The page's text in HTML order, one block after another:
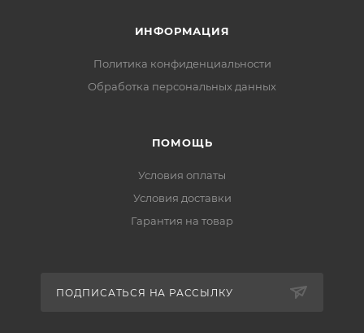
ИНФОРМАЦИЯ
Политика конфиденциальности
Обработка персональных данных
ПОМОЩЬ
Условия оплаты
Условия доставки
Гарантия на товар
ПОДПИСАТЬСЯ НА РАССЫЛКУ